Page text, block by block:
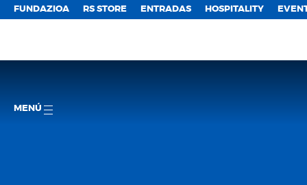
FUNDAZIOA RS STORE ENTRADAS HOSPITALITY
MENÚ